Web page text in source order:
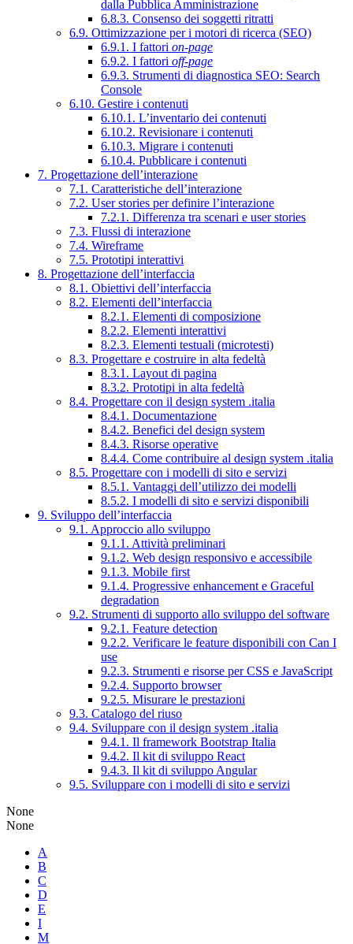
dalla Pubblica Amministrazione
6.8.3. Consenso dei soggetti ritratti
6.9. Ottimizzazione per i motori di ricerca (SEO)
6.9.1. I fattori on-page
6.9.2. I fattori off-page
6.9.3. Strumenti di diagnostica SEO: Search
Console
6.10. Gestire i contenuti
6.10.1. L’inventario dei contenuti
6.10.2. Revisionare i contenuti
6.10.3. Migrare i contenuti
6.10.4. Pubblicare i contenuti
7. Progettazione dell’interazione
7.1. Caratteristiche dell’interazione
7.2. User stories per definire l’interazione
7.2.1. Differenza tra scenari e user stories
7.3. Flussi di interazione
7.4. Wireframe
7.5. Prototipi interattivi
8. Progettazione dell’interfaccia
8.1. Obiettivi dell’interfaccia
8.2. Elementi dell’interfaccia
8.2.1. Elementi di composizione
8.2.2. Elementi interattivi
8.2.3. Elementi testuali (microtesti)
8.3. Progettare e costruire in alta fedeltà
8.3.1. Layout di pagina
8.3.2. Prototipi in alta fedeltà
8.4. Progettare con il design system .italia
8.4.1. Documentazione
8.4.2. Benefici del design system
8.4.3. Risorse operative
8.4.4. Come contribuire al design system .italia
8.5. Progettare con i modelli di sito e servizi
8.5.1. Vantaggi dell’utilizzo dei modelli
8.5.2. I modelli di sito e servizi disponibili
9. Sviluppo dell’interfaccia
9.1. Approccio allo sviluppo
9.1.1. Attività preliminari
9.1.2. Web design responsivo e accessibile
9.1.3. Mobile first
9.1.4. Progressive enhancement e Graceful
degradation
9.2. Strumenti di supporto allo sviluppo del software
9.2.1. Feature detection
9.2.2. Verificare le feature disponibili con Can I
use
9.2.3. Strumenti e risorse per CSS e JavaScript
9.2.4. Supporto browser
9.2.5. Misurare le prestazioni
9.3. Catalogo del riuso
9.4. Sviluppare con il design system .italia
9.4.1. Il framework Bootstrap Italia
9.4.2. Il kit di sviluppo React
9.4.3. Il kit di sviluppo Angular
9.5. Sviluppare con i modelli di sito e servizi
None
None
A
B
C
D
E
I
M